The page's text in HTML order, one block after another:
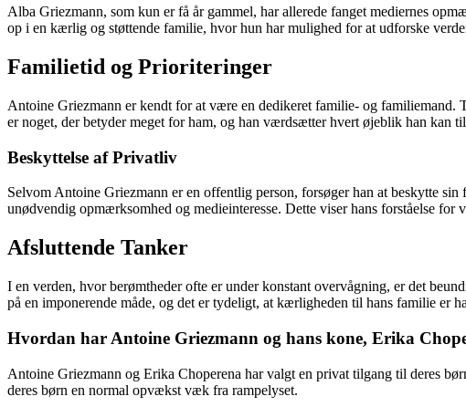
Alba Griezmann, som kun er få år gammel, har allerede fanget mediernes
op i en kærlig og støttende familie, hvor hun har mulighed for at udforske
Familietid og Prioriteringer
Antoine Griezmann er kendt for at være en dedikeret familie- og familiemand.
er noget, der betyder meget for ham, og han værdsætter hvert øjeblik han kan
Beskyttelse af Privatliv
Selvom Antoine Griezmann er en offentlig person, forsøger han at beskytte
unødvendig opmærksomhed og medieinteresse. Dette viser hans forståelse
Afsluttende Tanker
I en verden, hvor berømtheder ofte er under konstant overvågning, er det
på en imponerende måde, og det er tydeligt, at kærligheden til hans familie er
Hvordan har Antoine Griezmann og hans kone, Erika
Antoine Griezmann og Erika Choperena har valgt en privat tilgang til deres
deres børn en normal opvækst væk fra rampelyset.